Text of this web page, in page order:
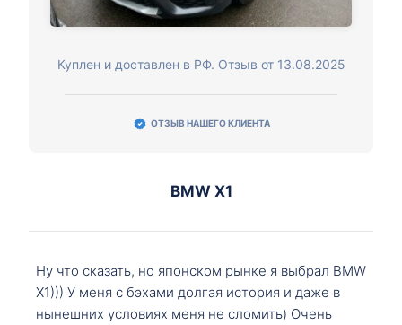
Куплен и доставлен в РФ. Отзыв от 13.08.2025
ОТЗЫВ НАШЕГО КЛИЕНТА
BMW X1
Ну что сказать, но японском рынке я выбрал BMW
X1))) У меня с бэхами долгая история и даже в
нынешних условиях меня не сломить) Очень